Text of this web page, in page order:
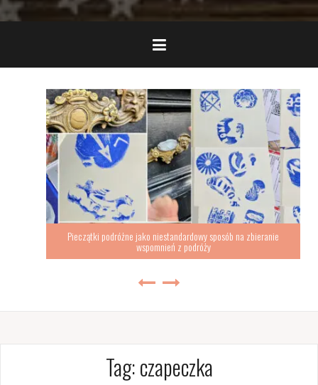
Pieczątki podróżne jako niestandardowy sposób na zbieranie
wspomnień z podróży
Tag:czapeczka